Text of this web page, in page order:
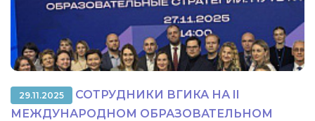
29.11.2025
СОТРУДНИКИ ВГИКА НА II
МЕЖДУНАРОДНОМ ОБРАЗОВАТЕЛЬНОМ